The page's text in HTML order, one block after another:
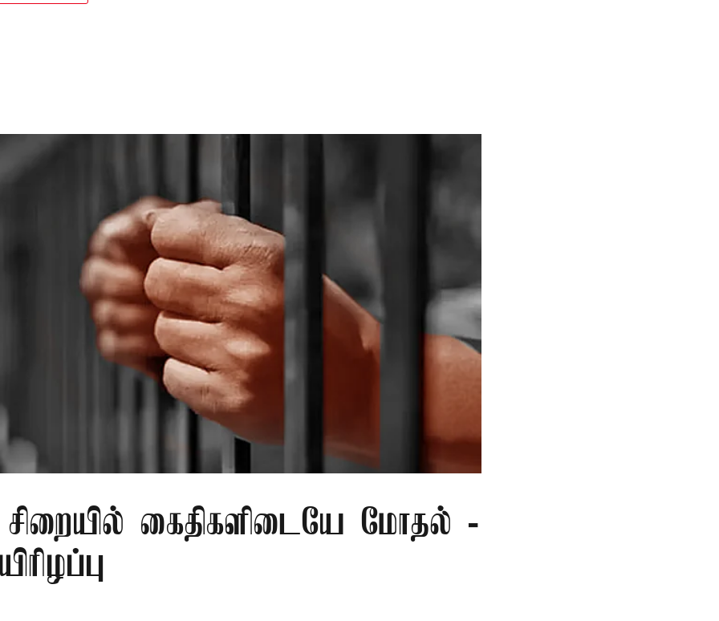
கைதிகளிடையே மோதல் -